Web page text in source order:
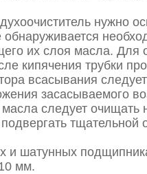
нужно
их слоя масла. Для
кипячения трубки
всасывания
засасываемого
следует очищать
тщательной
шатунных
мм.